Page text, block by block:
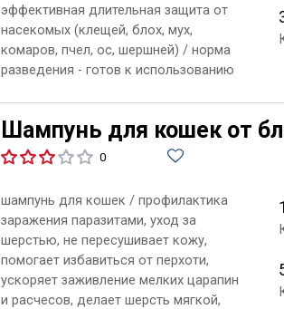
эффективная длительная защита от
насекомых (клещей, блох, мух,
комаров, пчел, ос, шершней) / норма
разведения - готов к использованию
Шампунь для кошек от
0
шампунь для кошек / профилактика
заражения паразитами, уход за
шерстью, не пересушивает кожу,
помогает избавиться от перхоти,
ускоряет заживление мелких царапин
и расчесов, делает шерсть мягкой,